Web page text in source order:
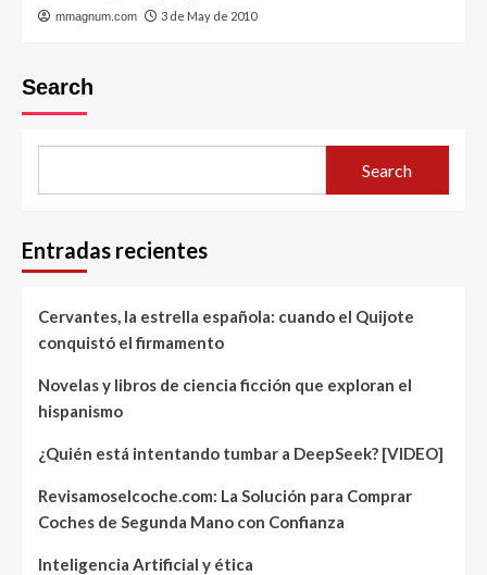
mmagnum.com 3 de May de 2010
Search
Search
Entradas recientes
Cervantes, la estrella española: cuando el Quijote
conquistó el firmamento
Novelas y libros de ciencia ficción que exploran el
hispanismo
¿Quién está intentando tumbar a DeepSeek? [VIDEO]
Revisamoselcoche.com: La Solución para Comprar
Coches de Segunda Mano con Confianza
Inteligencia Artificial y ética